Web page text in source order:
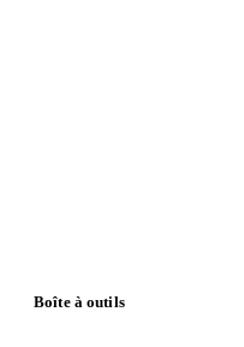
Boîte à outils